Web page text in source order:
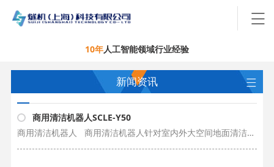
10年人工智能领域行业经验
新闻资讯
商用清洁机器人SCLE-Y50
商用清洁机器人 商用清洁机器人针对室内外大空间地面清洁场景打造，解决保洁行业人员流动性 大、用工价格成本上升、从业人员老龄化等问题，提升保洁品牌服务品质和智能化水平。广泛适用于环氧草坪、耐磨地坪、瓷砖、PVC、大理石……